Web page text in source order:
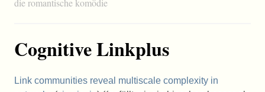
die romantische komödie
Cognitive Linkplus
Link communities reveal multiscale complexity in